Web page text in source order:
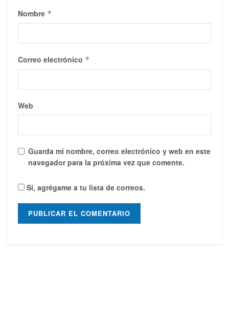
Nombre *
Correo electrónico *
Web
Guarda mi nombre, correo electrónico y web en este
navegador para la próxima vez que comente.
Sí, agrégame a tu lista de correos.